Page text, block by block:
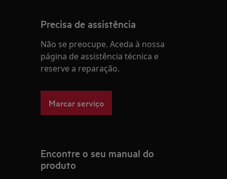
Precisa de assistência
Não se preocupe. Aceda à nossa
página de assistência técnica e
reserve a reparação.
Marcar serviço
Encontre o seu manual do
produto